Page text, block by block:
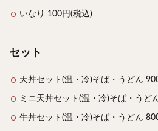
いなり 100円(税込)
セット
天丼セット(温・冷)そば・うどん
ミニ天丼セット(温・冷)そば・うど
牛丼セット(温・冷)そば・うどん